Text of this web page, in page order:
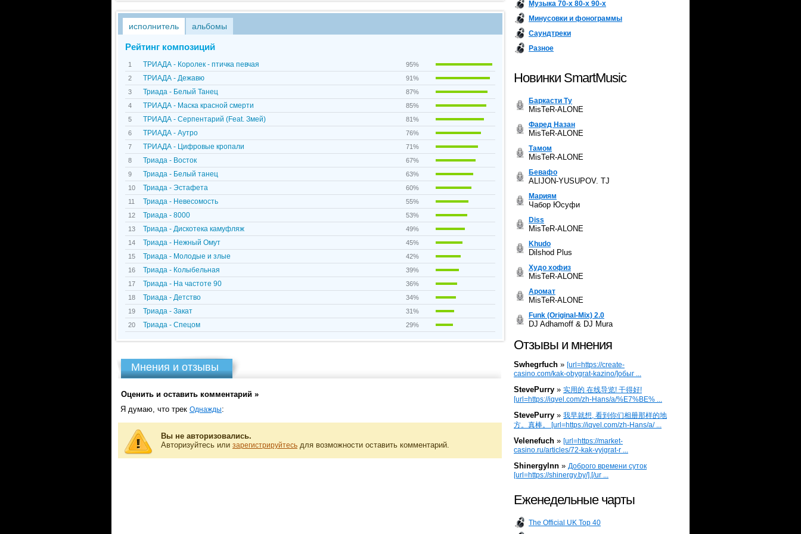
исполнитель альбомы
Рейтинг композиций
1 ТРИАДА - Королек - птичка певчая
95%
2
ТРИАДА - Дежавю
91%
3
Триада - Белый Танец
87%
4
ТРИАДА - Маска красной смерти
85%
5
ТРИАДА - Серпентарий (Feat. Змей)
81%
6
ТРИАДА - Аутро
76%
7
ТРИАДА - Цифровые кропали
71%
8
Триада - Восток
67%
9
Триада - Белый танец
63%
10
Триада - Эстафета
60%
11
Триада - Невесомость
55%
12
Триада - 8000
53%
13
Триада - Дискотека камуфляж
49%
14
Триада - Нежный Омут
45%
15
Триада - Молодые и злые
42%
16
Триада - Колыбельная
39%
17
Триада - На частоте 90
36%
18
Триада - Детство
34%
19
Триада - Закат
31%
20
Триада - Спецом 29%
Мнения и отзывы
Оценить и оставить комментарий »
Я думаю, что трек Однажды:
Вы не авторизовались.
Авторизуйтесь или зарегистрируйтесь для возможности оставить комментарий.
Музыка 70-х 80-х 90-х
Минусовки и фонограммы
Саундтреки
Разное
Новинки SmartMusic
Баркасти Ту
MisTeR-ALONE
Фаред Назан
MisTeR-ALONE
Тамом
MisTeR-ALONE
Бевафо
ALIJON-YUSUPOV. TJ
Мариям
Чабор Юсуфи
Diss
MisTeR-ALONE
Khudo
Dilshod Plus
Худо хофиз
MisTeR-ALONE
Аромат
MisTeR-ALONE
Funk (Original-Mix) 2.0
DJ Adhamoff & DJ Mura
Отзывы и мнения
Swhegrfuch » [url=https://create-
casino.com/kak-obygrat-kazino/]обыг ...
StevePurry » 实用的 在线导览! 干得好!
[url=https://iqvel.com/zh-Hans/a/%E7%BE% ...
StevePurry » 我早就想, 看到你们相册那样的地
方。真棒。 [url=https://iqvel.com/zh-Hans/a/ ...
Velenefuch » [url=https://market-
casino.ru/articles/72-kak-vyigrat-r ...
Shinergylnn » Доброго времени суток
[url=https://shinergy.by/].[/ur ...
Еженедельные чарты
The Official UK Top 40